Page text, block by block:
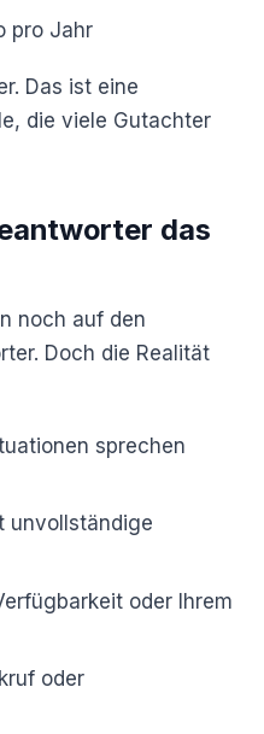
pro Jahr
Das ist eine
die viele Gutachter
das
noch auf den
Doch die Realität
sprechen
unvollständige
oder Ihrem
oder